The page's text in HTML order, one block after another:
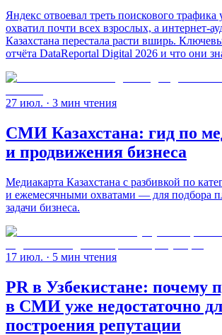
Яндекс отвоевал треть поискового
охватил почти всех взрослых, а интернет-
Казахстана перестала расти вширь.
отчёта DataReportal Digital 2026 и что они
27 июл. · 3 мин чтения
СМИ Казахстана: гид по
и продвижения бизнеса
Медиакарта Казахстана с разбивкой по
и ежемесячными охватами — для подбора
задачи бизнеса.
17 июл. · 5 мин чтения
PR в Узбекистане: почему
в СМИ уже недостаточно
построения репутации